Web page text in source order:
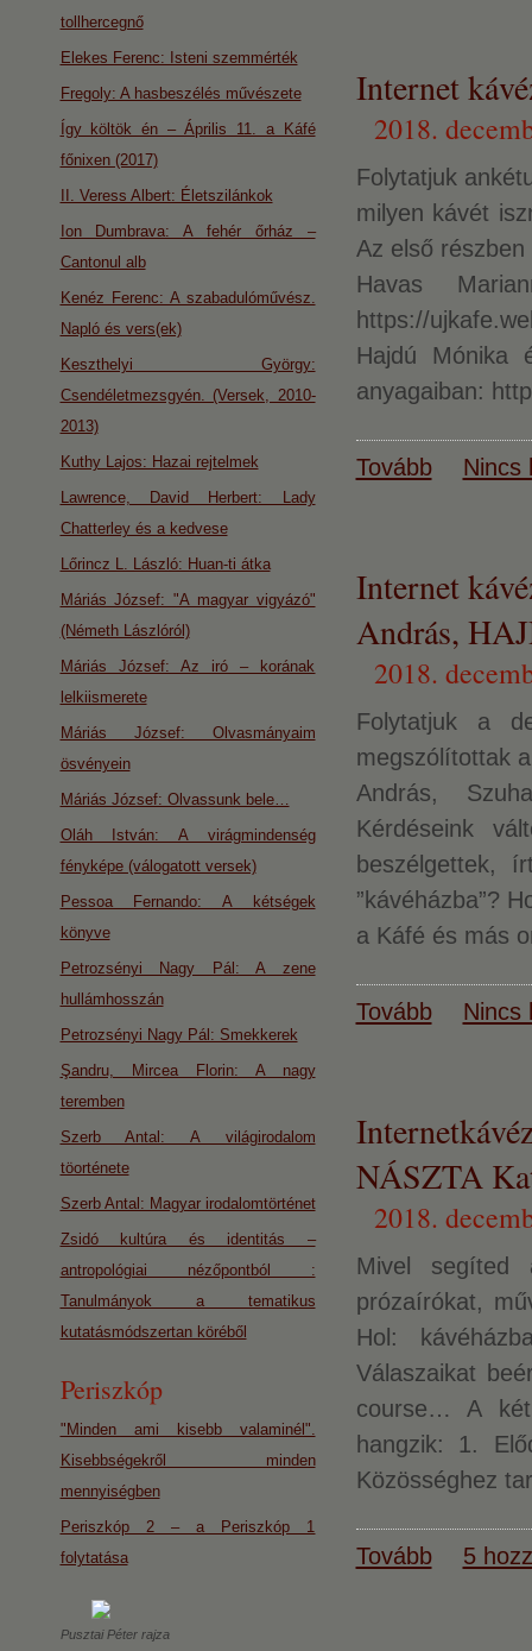
Internet
2018.
Folytatjuk
milyen kávét
Az első
Havas
https://
Hajdú Mónika
anyagaiban:
Tovább Nincs
Internet
András,
2018.
Folytatjuk a
megszólítottak
András,
Kérdéseink
beszélgettek,
”kávéházba”?
a Káfé és más
Tovább Nincs
NÁSZTA
2018.
Mivel segíted
prózaírókat,
Hol:
Válaszaikat
course… A két
hangzik: 1.
Közösséghez
Tovább 5
tollhercegnő
Elekes Ferenc: Isteni szemmérték
Fregoly: A hasbeszélés művészete
Így költök én – Április 11. a Káfé
főnixen (2017)
II. Veress Albert: Életszilánkok
Ion Dumbrava: A fehér őrház –
Cantonul alb
Kenéz Ferenc: A szabadulóművész.
Napló és vers(ek)
Keszthelyi György:
Csendéletmezsgyén. (Versek, 2010-
2013)
Kuthy Lajos: Hazai rejtelmek
Lawrence, David Herbert: Lady
Chatterley és a kedvese
Lőrincz L. László: Huan-ti átka
Máriás József: "A magyar vigyázó"
(Németh Lászlóról)
Máriás József: Az iró – korának
lelkiismerete
Máriás József: Olvasmányaim
ösvényein
Máriás József: Olvassunk bele…
Oláh István: A virágmindenség
fényképe (válogatott versek)
Pessoa Fernando: A kétségek
könyve
Petrozsényi Nagy Pál: A zene
hullámhosszán
Petrozsényi Nagy Pál: Smekkerek
Şandru, Mircea Florin: A nagy
teremben
Szerb Antal: A világirodalom
töorténete
Szerb Antal: Magyar irodalomtörténet
Zsidó kultúra és identitás –
antropológiai nézőpontból :
Tanulmányok a tematikus
kutatásmódszertan köréből
Periszkóp
"Minden ami kisebb valaminél".
Kisebbségekről minden
mennyiségben
Periszkóp 2 – a Periszkóp 1
folytatása
Pusztai Péter rajza